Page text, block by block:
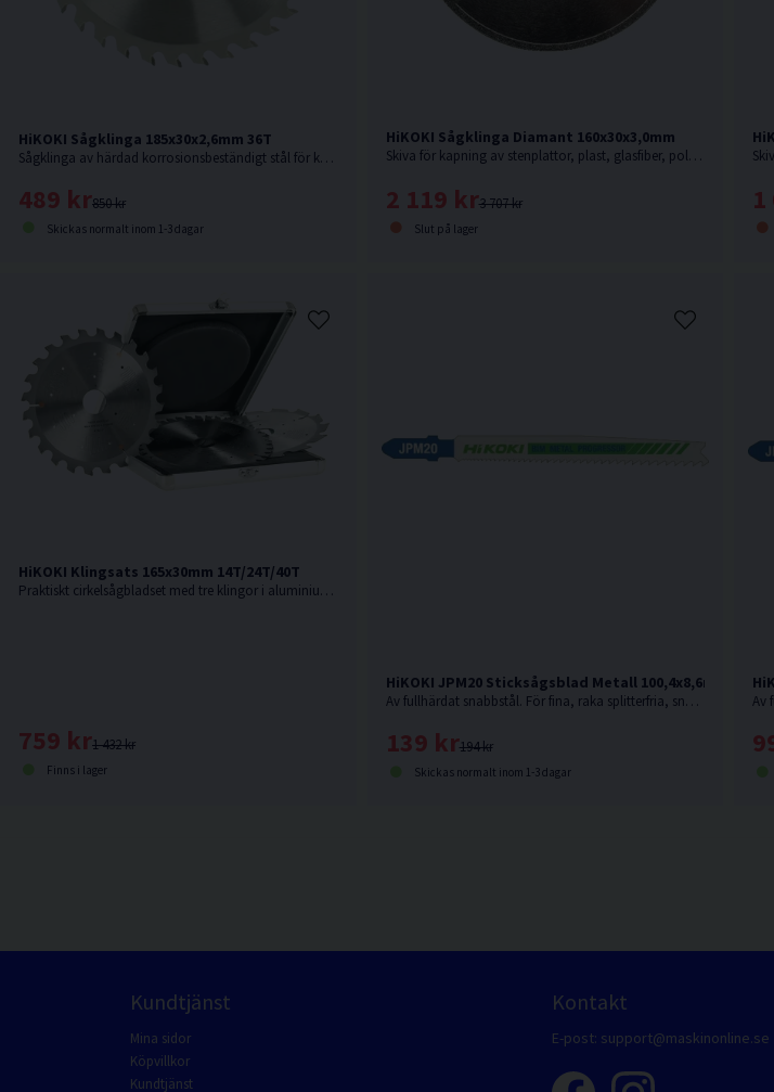
HiKOKI Sågklinga 185x30x2,6mm 36T
Sågklinga av härdad korrosionsbeständigt stål för kapning i Trä.
850 kr
489 kr
Skickas normalt inom 1-3 dagar
HiKOKI Sågklinga Diamant 160x30x3,0mm
Skiva för kapning av stenplattor, plast, glasfiber, polyesterbaserade produkter, glasfiberarmerad polyester, etc.
3 707 kr
2 119 kr
Slut på lager
HiKOKI Klingsats 165x30mm 14T/24T/40T
Praktiskt cirkelsågbladset med tre klingor i aluminiumlåda
1 432 kr
759 kr
Finns i lager
HiKOKI JPM20 Sticksågsblad Metall 100,4x8,6mm (10-
Av fullhärdat snabbstål. För fina, raka splitterfria, snabba, medelgrova till grova snitt i hårdare material som trä med spik, metall, aluminium och i
194 kr
139 kr
Skickas normalt inom 1-3 dagar
Kundtjänst
Mina sidor
Köpvillkor
Kundtjänst
Kontakt
E-post: support@maskinonline.se